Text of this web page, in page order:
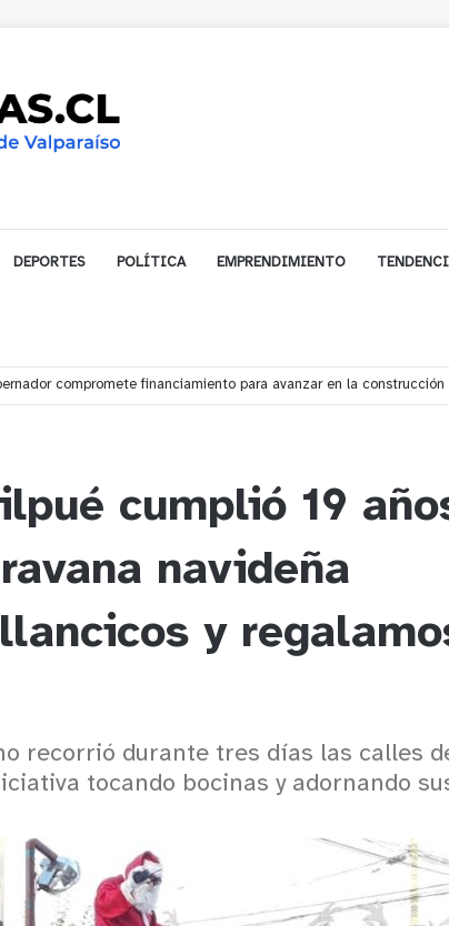
DEPORTES POLÍTICA EMPRENDIMIENTO
compromete financiamiento para avanzar en la
cumplió 19
navideña
y
recorrió durante tres días las calles
tocando bocinas y adornando